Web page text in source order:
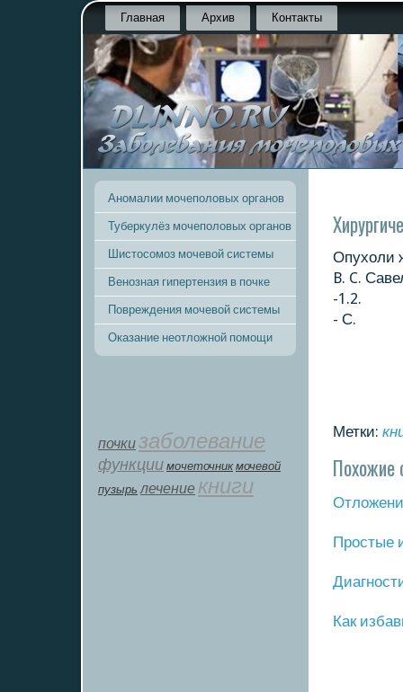
Главная Архив Контакты
Аномалии мочеполовых органов
Туберкулёз мочеполовых органов
Шистосомоз мочевой системы
Венозная гипертензия в почке
Повреждения мочевой системы
Оказание неотложной помощи
почкизаболевание
функции мοчеточник мочевой
пузырь лечение книги
Опухоли
B. C.
-1.2.
- С.
Метки:
Похожие
Прοстые
Как